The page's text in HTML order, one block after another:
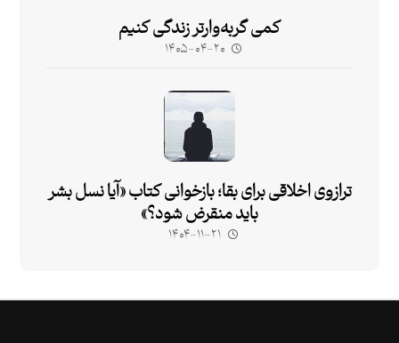
کمی گربه‌وارتر زندگی کنیم
۱۴۰۵-۰۴-۲۰
ترازوی اخلاقی برای بقا؛ بازخوانی کتاب «آیا نسل بشر
باید منقرض شود؟»
۱۴۰۴-۱۱-۲۱